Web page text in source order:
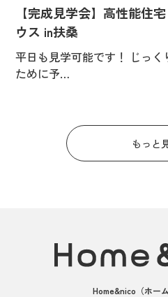
【完成見学会】高性能住
ウス in扶桑
平日も見学可能です！ じっ
ために予…
もっと
Home&nico （ホー